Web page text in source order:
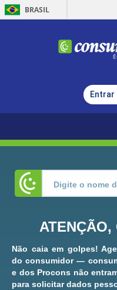
BRASIL
Entrar
ATENÇÃO,
Não caia em golpes!
do consumidor —
e dos Procons não
para solicitar dados